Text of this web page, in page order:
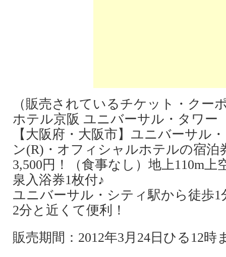
（販売されているチケット・クー
ホテル京阪 ユニバーサル・タワー
【大阪府・大阪市】ユニバーサル
ン(R)・オフィシャルホテルの宿泊
3,500円！（食事なし）地上110m
泉入浴券1枚付♪
ユニバーサル・シティ駅から徒歩
2分と近くて便利！
販売期間：2012年3月24日ひる12時